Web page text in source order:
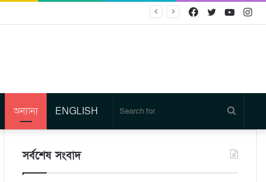
Twitter
Facebook
অন্যান্য ENGLISH
for
সর্বশেষ সংবাদ